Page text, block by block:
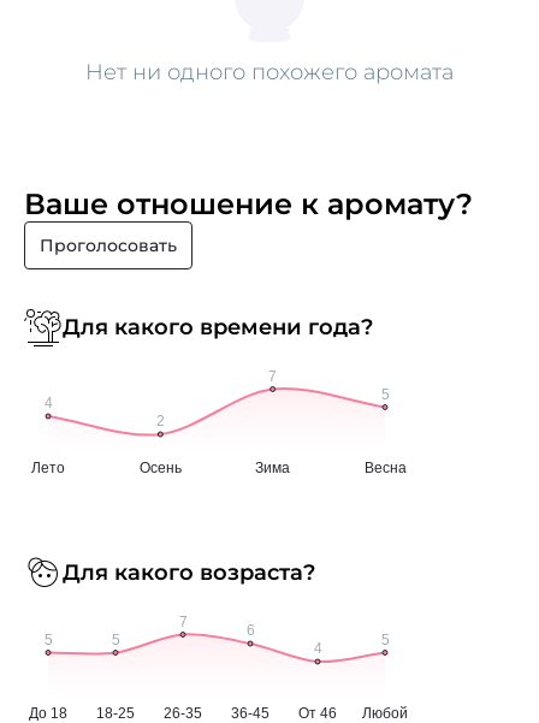
Нет ни одного похожего аромата
Ваше отношение к аромату?
Проголосовать
Для какого времени года?
Для какого возраста?